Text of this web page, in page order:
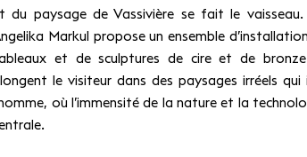
du paysage de Vassivière se fait le
Markul propose un ensemble
et de sculptures de cire et de
le visiteur dans des paysages irréels qui
où l’immensité de la nature et la